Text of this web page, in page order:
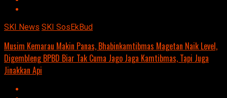
SKI News SKI SosEkBud
Musim Kemarau Makin Panas, Bhabinkamtibmas Magetan Naik Level,
Digembleng BPBD Biar Tak Cuma Jago Jaga Kamtibmas, Tapi Juga
Jinakkan Api